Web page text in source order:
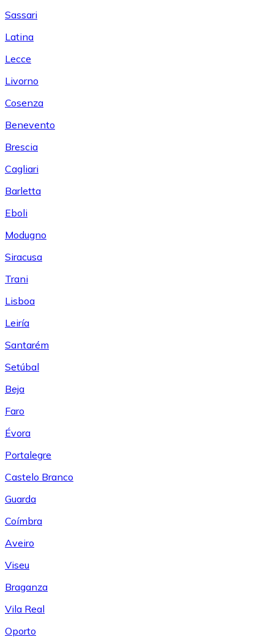
Sassari
Latina
Lecce
Livorno
Cosenza
Benevento
Brescia
Cagliari
Barletta
Eboli
Modugno
Siracusa
Trani
Lisboa
Leiría
Santarém
Setúbal
Beja
Faro
Évora
Portalegre
Castelo Branco
Guarda
Coímbra
Aveiro
Viseu
Braganza
Vila Real
Oporto